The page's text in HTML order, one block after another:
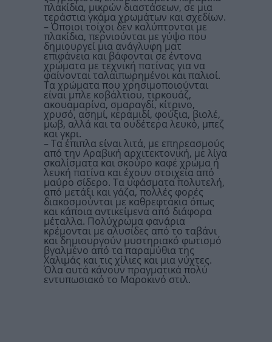
πλακίδια, μικρών διαστάσεων, σε μια
τεράστια γκάμα χρωμάτων και σχεδίων.
– Όποιοι τοίχοι δεν καλύπτονται με
πλακίδια, περνιούνται με γύψο που
δημιουργεί μια ανάγλυφη ματ
επιφάνεια και βάφονται σε έντονα
χρώματα με τεχνική πατίνας για να
φαίνονται ταλαιπωρημένοι και παλιοί.
Τα χρώματα που χρησιμοποιούνται
είναι μπλε κοβάλτιου, τιρκουάζ,
ακουαμαρίνα, σμαραγδί, κίτρινο,
χρυσό, ασημί, κεραμιδί, φούξια, βιολέ,
μωβ, αλλά και τα ουδέτερα λευκό, μπεζ
και γκρι.
– Τα έπιπλα είναι λιτά, με επηρεασμούς
από την Αραβική αρχιτεκτονική, με λίγα
σκαλίσματα και σκούρο καφέ χρώμα ή
λευκή πατίνα και έχουν στοιχεία από
μαύρο σίδερο. Τα υφάσματα πολυτελή,
από μετάξι και γάζα, πολλές φορές
διακοσμούνται με καθρεφτάκια όπως
και κάποια αντικείμενα από διάφορα
μέταλλα. Πολύχρωμα φανάρια
κρέμονται με αλυσίδες από το ταβάνι
και δημιουργούν μυστηριακό φωτισμό
βγαλμένο από τα παραμύθια της
Χαλιμάς και τις χίλιες και μια νύχτες.
Όλα αυτά κάνουν πραγματικά πολύ
εντυπωσιακό το Μαροκινό στιλ.